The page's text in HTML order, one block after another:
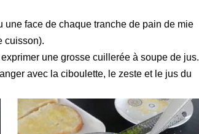
une face de chaque tranche de pain de mie
cuisson).
une grosse cuillerée à soupe de jus.
avec la ciboulette, le zeste et le jus du